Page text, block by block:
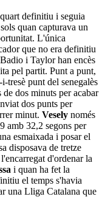
definitiu i seguia
quan capturava un
L'única
que no era definitiu
i Taylor han encès
pel partit. Punt a punt,
tresè punt del senegalès
dos minuts per acabar
dos punts per
minut. Vesely només
amb 32,2 segons per
esmaixada i posar el
disposava de tretze
d'ordenar la
i quan ha fet la
el temps s'havia
una Lliga Catalana que